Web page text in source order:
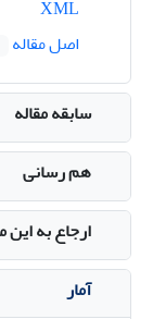
اصل مقاله
سابقه مقاله
هم رسانی
ارجاع به این
آمار